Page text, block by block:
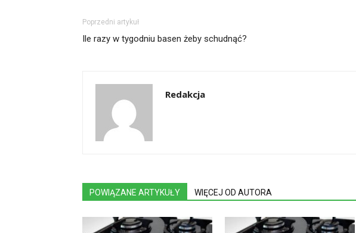
Poprzedni artykuł
Ile razy w tygodniu basen żeby schudnąć?
Redakcja
POWIĄZANE ARTYKUŁY WIĘCEJ OD AUTORA